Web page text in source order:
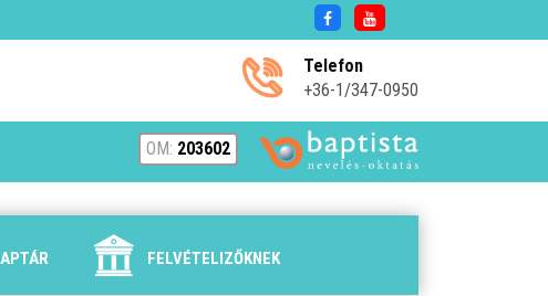
Telefon
+36-1/347-0950
OM: 203602
FELVÉTELIZŐKNEK